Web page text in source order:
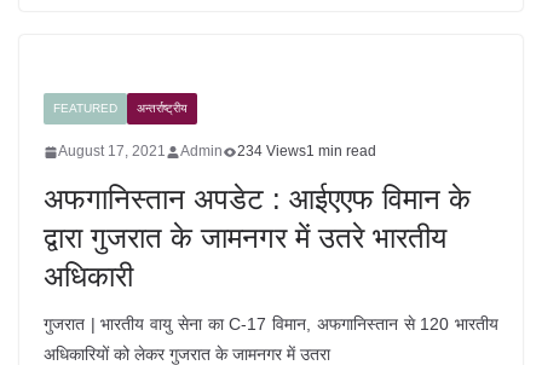
FEATURED अन्तर्राष्ट्रीय
August 17, 2021 Admin 234 Views1 min read
अफगानिस्तान अपडेट : आईएएफ विमान के
द्वारा गुजरात के जामनगर में उतरे भारतीय
अधिकारी
गुजरात | भारतीय वायु सेना का C-17 विमान, अफगानिस्तान से 120 भारतीय
अधिकारियों को लेकर गुजरात के जामनगर में उतरा